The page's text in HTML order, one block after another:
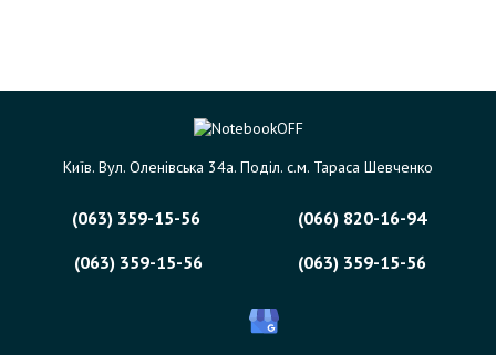
Київ. Вул. Оленівська 34а. Поділ. с.м. Тараса Шевченко
(063) 359-15-56
(066) 820-16-94
(063) 359-15-56
(063) 359-15-56